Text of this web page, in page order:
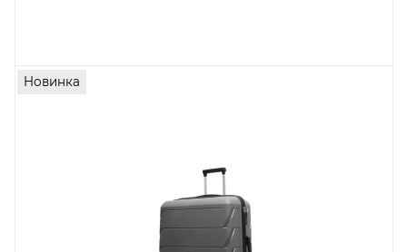
Новинка